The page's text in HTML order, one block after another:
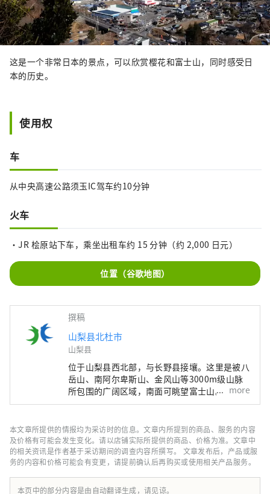
这是一个非常日本的景点，可以欣赏樱花和富士山，同时感受日
本的历史。
使用权
车
从中央高速公路须玉IC驾车约10分钟
火车
・JR 桧原站下车，乘坐出租车约 15 分钟（约 2,000 日元）
位置（谷歌地图）
撰稿
山梨县北杜市
山梨县
位于山梨县西北部，与长野县接壤。这里是被八
岳山、南阿尔卑斯山、金风山等3000m级山脉
所包围的广阔区域，南面可眺望富士山。 距离
东京约2小时车程，距离富士山约1小时车程，
有许多游客前来。 它也被称为“名水之乡”，
其中三个地区被选为日本名水百选之一。这种丰
富的水作为天然水而广受好评，是日本矿泉水产
量最多的国家之一。 清澈的水也酿造清酒，您
可以享受美丽的自然风光和丰富的美食。
more
本文章所提供的情报均为采访时的信息。文章内所提到的商品、服务的内容
及价格有可能会发生变化。请以店铺实际所提供的商品、价格为准。文章中
的相关资讯是作者基于采访期间的调查内容所撰写。 文章发布后，产品或服
务的内容和价格可能会有变更，请提前确认后再购买或使用相关产品服务。
本页中的部分内容是由自动翻译生成，请见谅。